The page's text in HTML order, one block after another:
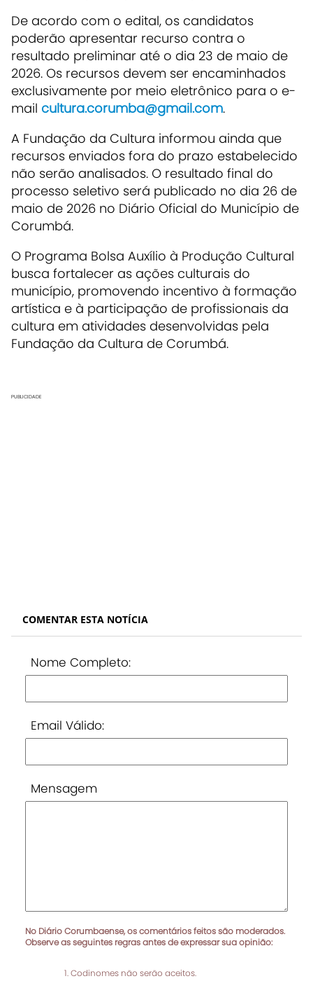
De acordo com o edital, os candidatos
poderão apresentar recurso contra o
resultado preliminar até o dia 23 de maio de
2026. Os recursos devem ser encaminhados
exclusivamente por meio eletrônico para o e-
mail cultura.corumba@gmail.com.
A Fundação da Cultura informou ainda que
recursos enviados fora do prazo estabelecido
não serão analisados. O resultado final do
processo seletivo será publicado no dia 26 de
maio de 2026 no Diário Oficial do Município de
Corumbá.
O Programa Bolsa Auxílio à Produção Cultural
busca fortalecer as ações culturais do
município, promovendo incentivo à formação
artística e à participação de profissionais da
cultura em atividades desenvolvidas pela
Fundação da Cultura de Corumbá.
PUBLICIDADE
COMENTAR ESTA NOTÍCIA
Nome Completo:
Email Válido:
Mensagem
No Diário Corumbaense, os comentários feitos são moderados.
Observe as seguintes regras antes de expressar sua opinião:
Codinomes não serão aceitos.